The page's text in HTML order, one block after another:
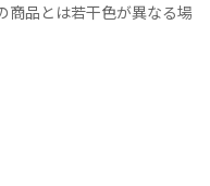
商品とは若干色が異なる場